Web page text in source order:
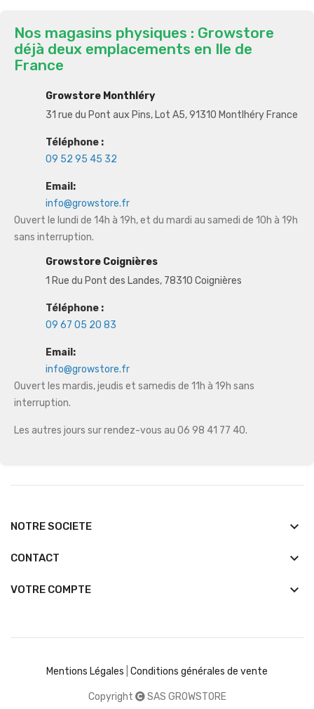
Nos magasins physiques : Growstore
déjà deux emplacements en Ile de
France
Growstore Monthléry
31 rue du Pont aux Pins, Lot A5, 91310 Montlhéry France
Téléphone :
09 52 95 45 32
Email:
info@growstore.fr
Ouvert le lundi de 14h à 19h, et du mardi au samedi de 10h à 19h
sans interruption.
Growstore Coignières
1 Rue du Pont des Landes, 78310 Coignières
Téléphone :
09 67 05 20 83
Email:
info@growstore.fr
Ouvert les mardis, jeudis et samedis de 11h à 19h sans
interruption.
Les autres jours sur rendez-vous au 06 98 41 77 40.
NOTRE SOCIETE keyboard_arrow_down
CONTACT keyboard_arrow_down
VOTRE COMPTE 
Mentions Légales Conditions générales de vente
Copyright SAS GROWSTORE